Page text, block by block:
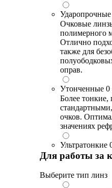
Ударопрочные
Очковые
полимерного
Отлично
также для
оправ.
Утонченные 0
Более
очков.
значениях
Ультратонкие
Для работы за
Выберите тип линз